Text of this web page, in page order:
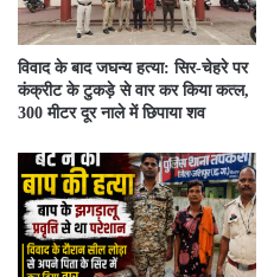
विवाद के बाद जघन्य हत्या: सिर-चेहरे पर
कंक्रीट के टुकड़े से वार कर किया कत्ल,
300 मीटर दूर नाले में छिपाया शव